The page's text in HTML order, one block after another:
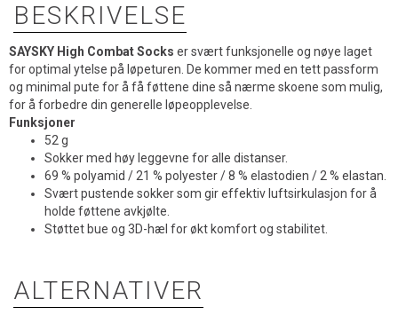
BESKRIVELSE
SAYSKY High Combat Socks er svært funksjonelle og nøye laget
for optimal ytelse på løpeturen. De kommer med en tett passform
og minimal pute for å få føttene dine så nærme skoene som mulig,
for å forbedre din generelle løpeopplevelse.
Funksjoner
52 g
Sokker med høy leggevne for alle distanser.
69 % polyamid / 21 % polyester / 8 % elastodien / 2 % elastan.
Svært pustende sokker som gir effektiv luftsirkulasjon for å
holde føttene avkjølte.
Støttet bue og 3D-hæl for økt komfort og stabilitet.
ALTERNATIVER